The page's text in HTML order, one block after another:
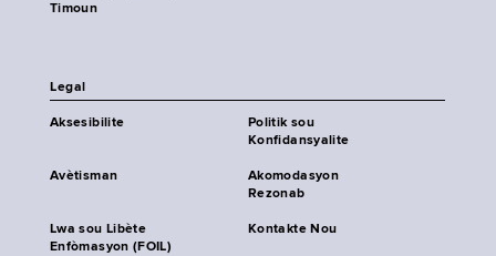
Timoun
Legal
Aksesibilite
Politik sou
Konfidansyalite
Avètisman
Akomodasyon
Rezonab
Lwa sou Libète
Enfòmasyon (FOIL)
Kontakte Nou